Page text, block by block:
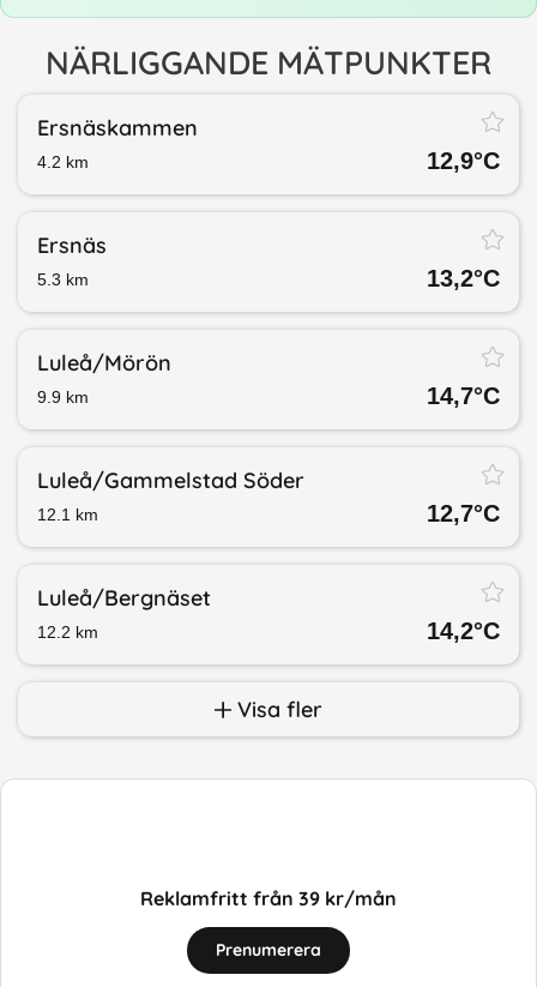
NÄRLIGGANDE MÄTPUNKTER
Ersnäskammen
4.2 km 12,9°C
Ersnäs
5.3 km 13,2°C
Luleå/​Mörön
9.9 km 14,7°C
Luleå/​Gammelstad Söder
12.1 km 12,7°C
Luleå/​Bergnäset
12.2 km 14,2°C
Visa fler
Reklamfritt från 39 kr/mån
Prenumerera